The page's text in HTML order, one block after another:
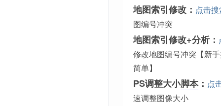
地图索引修改： 点击
图编号冲突
地图索引修改+分析：
修改地图编号冲突【新
简单】
PS调整大小脚本： 点
速调整图像大小